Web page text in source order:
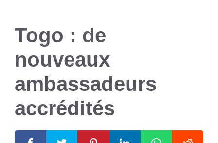
Togo : de
nouveaux
ambassadeurs
accrédités